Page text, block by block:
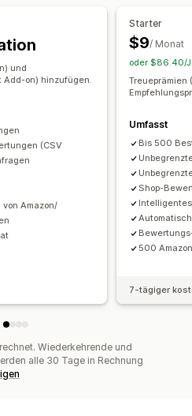
Filterung
Push-Benachrichtigungen
Empfehlungen
von Rezensionen
Kostenlose Produkte
und
Add-on) hinzufügen.
(CSV
Amazon/
Starter
$9/ Monat
oder $86.40/
Umfasst
Bis 500
Shop-
500
7-tägiger
Wiederkehrende und
alle 30 Tage in Rechnung